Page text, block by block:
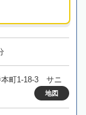
本町1-18-3 サニ
地図